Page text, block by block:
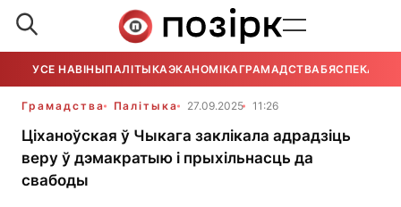
УСЕ НАВІНЫПАЛІТЫКАЭКАНОМІКАГРАМАДСТВАБЯСПЕКА
Грамадства Палітыка 27.09.2025 11:26
Ціханоўская ў Чыкага заклікала адрадзіць
веру ў дэмакратыю і прыхільнасць да
свабоды